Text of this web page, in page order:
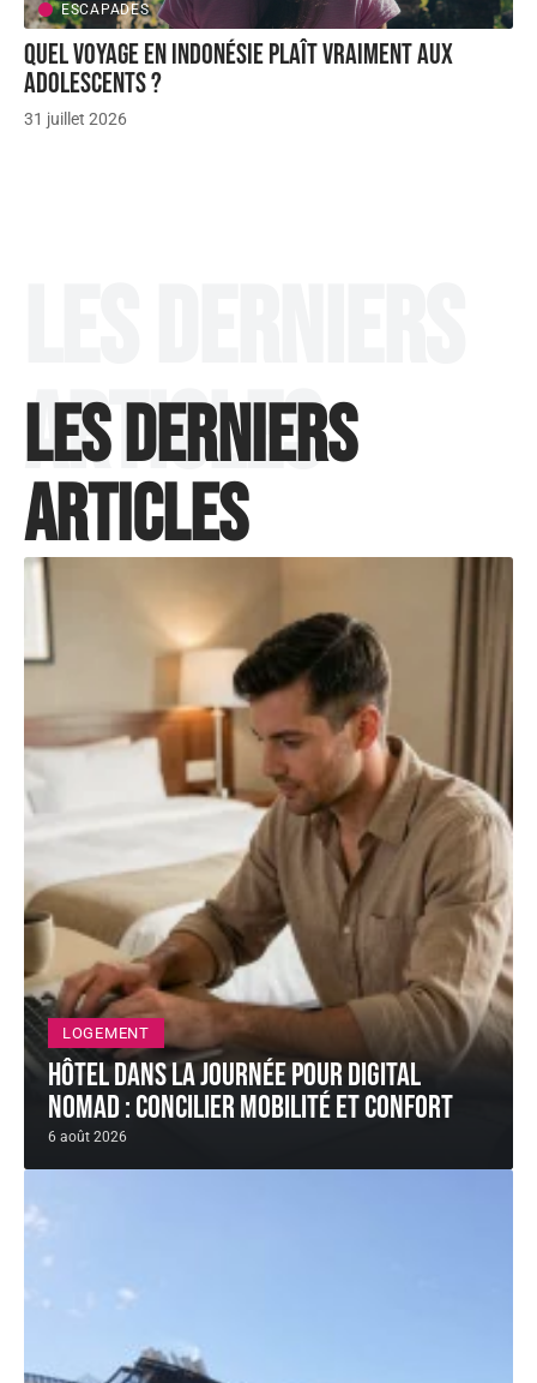
ESCAPADES
Quel voyage en Indonésie plaît vraiment aux
adolescents ?
31 juillet 2026
articles
Les derniers
articles
LOGEMENT
Hôtel dans la journée pour digital
nomad : concilier mobilité et confort
6 août 2026